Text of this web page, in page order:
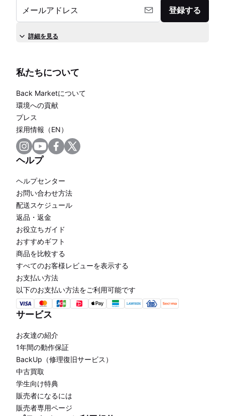
メールアドレス 登録する
詳細を見る
私たちについて
Back Marketについて
環境への貢献
プレス
採用情報（EN）
ヘルプ
ヘルプセンター
お問い合わせ方法
配送スケジュール
返品・返金
お役立ちガイド
おすすめギフト
商品を比較する
すべてのお客様レビューを表示する
お支払い方法
以下のお支払い方法をご利用可能です
サービス
お友達の紹介
1年間の動作保証
BackUp（修理復旧サービス）
中古買取
学生向け特典
販売者になるには
販売者専用ページ